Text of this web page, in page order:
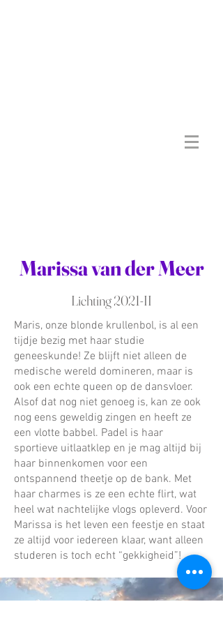
Marissa van der Meer
Lichting 2021-II
Maris, onze blonde krullenbol, is al een
tijdje bezig met haar studie
geneeskunde! Ze blijft niet alleen de
medische wereld domineren, maar is
ook een echte queen op de dansvloer.
Alsof dat nog niet genoeg is, kan ze ook
nog eens geweldig zingen en heeft ze
een vlotte babbel. Padel is haar
sportieve uitlaatklep en je mag altijd bij
haar binnenkomen voor een
ontspannend theetje op de bank. Met
haar charmes is ze een echte flirt, wat
heel wat nachtelijke vlogs opleverd. Voor
Marissa is het leven een feestje en staat
ze altijd voor iedereen klaar, want alleen
studeren is toch echt “gekkigheid”!